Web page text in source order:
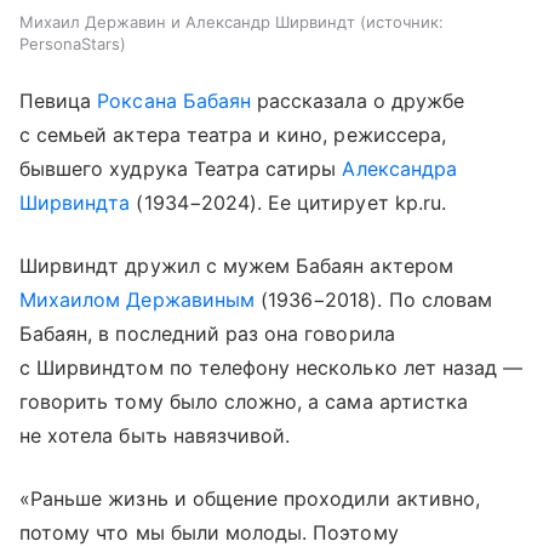
Михаил Державин и Александр Ширвиндт
источник:
PersonaStars
Певица Роксана Бабаян рассказала о дружбе
с семьей актера театра и кино, режиссера,
бывшего худрука Театра сатиры Александра
Ширвиндта (1934−2024). Ее цитирует kp.ru.
Ширвиндт дружил с мужем Бабаян актером
Михаилом Державиным (1936−2018). По словам
Бабаян, в последний раз она говорила
с Ширвиндтом по телефону несколько лет назад —
говорить тому было сложно, а сама артистка
не хотела быть навязчивой.
«Раньше жизнь и общение проходили активно,
потому что мы были молоды. Поэтому